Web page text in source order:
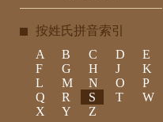
按姓氏拼音索引
A
B C D
E
F
G H J
K
L
M N O
P
Q
R S T
W
X
Y Z